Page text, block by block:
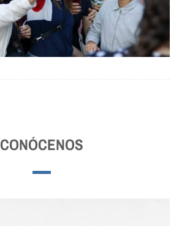
CONÓCENOS